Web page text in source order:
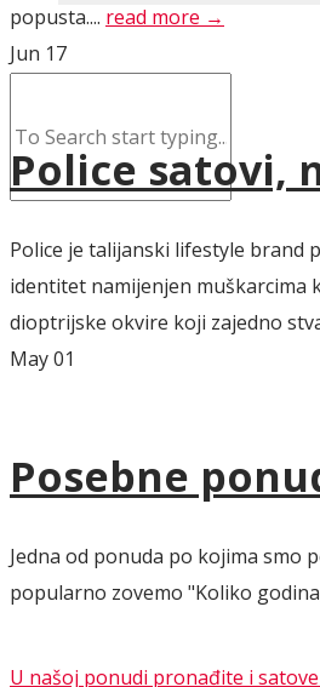
popusta.... read more →
Jun 17
Police satovi,
Police je talijanski lifestyle brand
identitet namijenjen muškarcima
dioptrijske okvire koji zajedno
May01
Posebne
Jedna od ponuda po kojima smo
popularno zovemo "Koliko
U našoj ponudi pronađite i